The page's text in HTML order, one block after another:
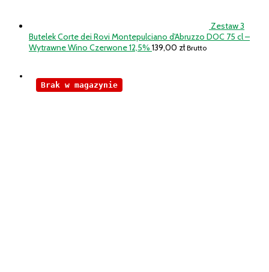
Zestaw 3
Butelek Corte dei Rovi Montepulciano d'Abruzzo DOC 75 cl –
Wytrawne Wino Czerwone 12,5% 139,00 zł Brutto
Brak w magazynie